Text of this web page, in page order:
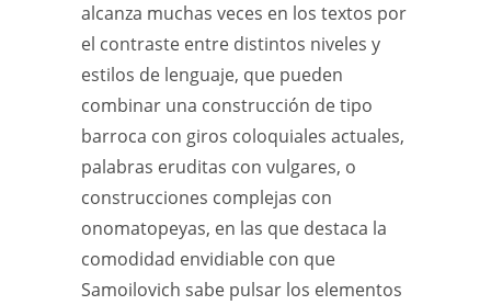
alcanza muchas veces en los textos por
el contraste entre distintos niveles y
estilos de lenguaje, que pueden
combinar una construcción de tipo
barroca con giros coloquiales actuales,
palabras eruditas con vulgares, o
construcciones complejas con
onomatopeyas, en las que destaca la
comodidad envidiable con que
Samoilovich sabe pulsar los elementos